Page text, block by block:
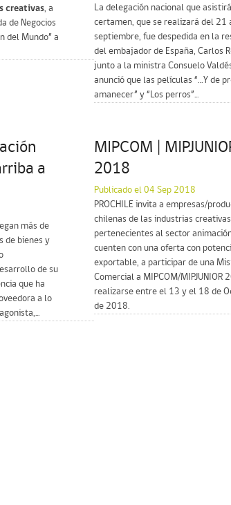
creativas, a
de Negocios
del Mundo” a
La delegación nacional que
certamen, que se realizará del 21
septiembre, fue despedida en la
del embajador de España, Carlos
junto a la ministra Consuelo
anunció que las películas “…Y de
amanecer” y “Los perros”...
a
más de
de bienes y
de su
que ha
a lo
MIPCOM |
2018
Publicado el 04 Sep 2018
PROCHILE invita a empresas/
chilenas de las industrias creativas
pertenecientes al sector
cuenten con una oferta con
exportable, a participar de una
Comercial a MIPCOM/MIPJUNIOR
realizarse entre el 13 y el 18 de
de 2018.